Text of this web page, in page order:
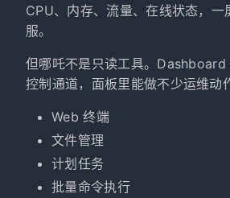
CPU、内存、流量、在线状态，一
服。
但哪吒不是只读工具。
控制通道，面板里能做不少运维动
Web 终端
文件管理
计划任务
批量命令执行